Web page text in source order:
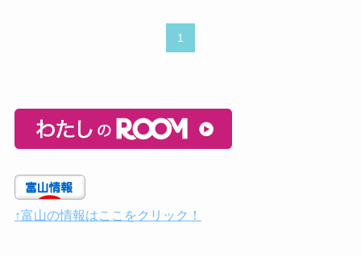
1
↑富山の情報はここをクリック！